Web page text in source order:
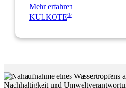
Mehr erfahren
KULKOTE®